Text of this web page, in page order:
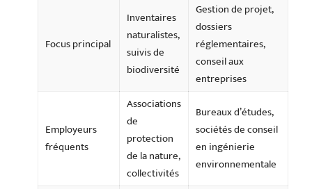
Focus principal
Inventaires
naturalistes,
suivis de
biodiversité
Gestion de projet,
dossiers
réglementaires,
conseil aux
entreprises
Employeurs
fréquents
Associations
de
protection
de la nature,
collectivités
Bureaux d’études,
sociétés de conseil
en ingénierie
environnementale